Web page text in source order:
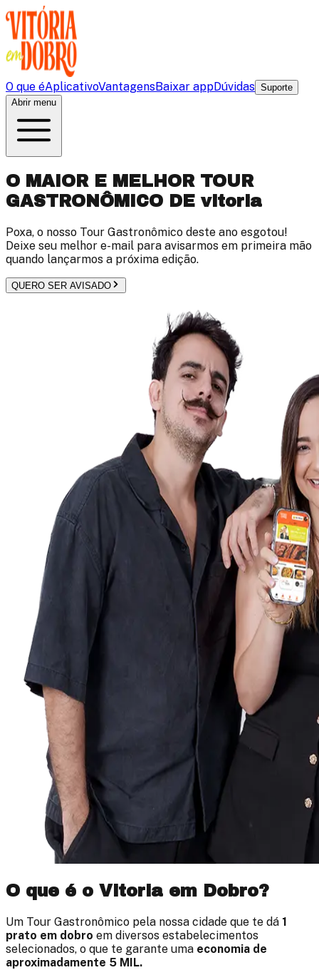
O que éAplicativoVantagensBaixar appDúvidas Suporte
Abrir menu
O MAIOR E MELHOR TOUR
GASTRONÔMICO DE vitoria
Poxa, o nosso Tour Gastronômico deste ano esgotou!
Deixe seu melhor e-mail para avisarmos em primeira mão
quando lançarmos a próxima edição.
QUERO SER AVISADO
O que é o Vitoria em Dobro?
Um Tour Gastronômico pela nossa cidade que te dá 1
prato em dobro em diversos estabelecimentos
selecionados, o que te garante uma economia de
aproximadamente 5 MIL.